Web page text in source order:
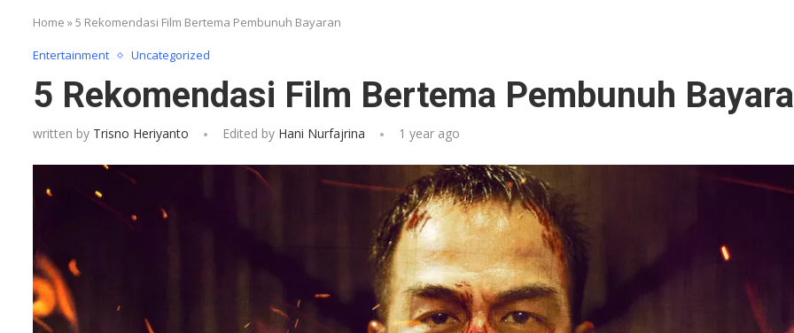
Home »5 Rekomendasi Film Bertema Pembunuh Bayaran
Entertainment Uncategorized
5 Rekomendasi Film Bertema Pembunuh
written by Trisno Heriyanto Edited by Hani Nurfajrina 1 year ago